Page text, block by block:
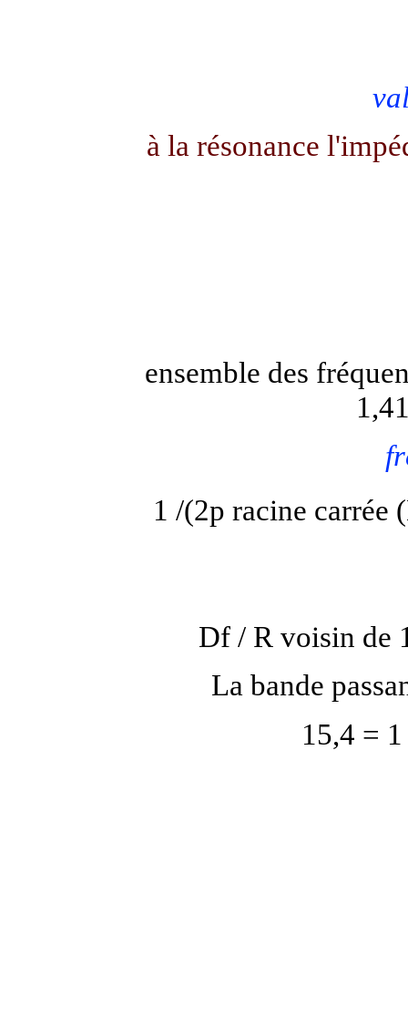
à la résonance
ensemble des
1 /(2p racine carrée
Df / R voisin de
La bande
15,4 =